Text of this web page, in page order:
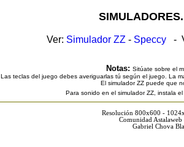
Ver: Simulador ZZ - Speccy -
Notas: Sitúate sobre el
Las teclas del juego debes averiguarlas tú según el juego. La
El simulador ZZ puede que
Para sonido en el simulador ZZ, instala
Resolución 800x600 -
Comunidad
Gabriel Chova